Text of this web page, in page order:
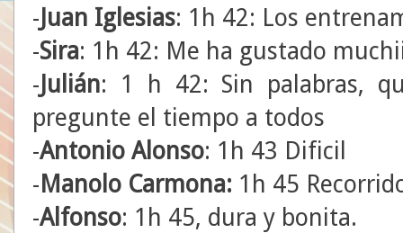
- Juan Iglesias: 1h 42: Los
-Sira: 1h 42: Me ha gustado
- Julián: 1 h 42: Sin palabras,
pregunte el tiempo a todos
-Antonio Alonso: 1h 43 Dificil
- Manolo Carmona: 1h 45
-Alfonso: 1h 45, dura y bonita.